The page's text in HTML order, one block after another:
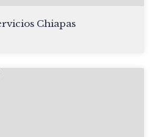
Chiapas